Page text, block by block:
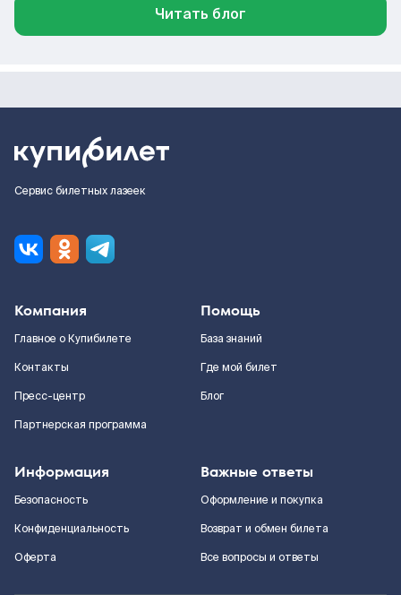
Читать блог
Сервис билетных лазеек
Компания
Главное о Купибилете
Контакты
Пресс-центр
Партнерская программа
Помощь
База знаний
Где мой билет
Блог
Информация
Безопасность
Конфиденциальность
Оферта
Важные ответы
Оформление и покупка
Возврат и обмен билета
Все вопросы и ответы